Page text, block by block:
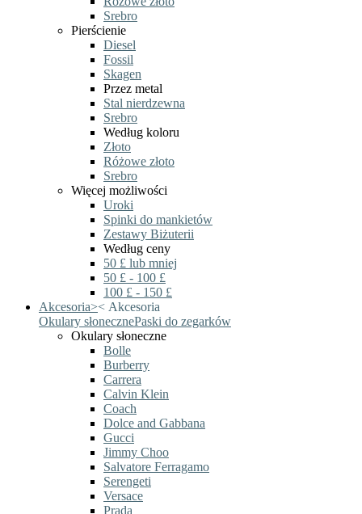
Srebro
Pierścienie
Diesel
Fossil
Skagen
Przez metal
Stal nierdzewna
Srebro
Według koloru
Złoto
Różowe złoto
Srebro
Więcej możliwości
Uroki
Spinki do mankietów
Zestawy Biżuterii
Według ceny
50 £ lub mniej
50 £ - 100 £
100 £ - 150 £
Akcesoria>< Akcesoria
Okulary słonecznePaski do zegarków
Okulary słoneczne
Bolle
Burberry
Carrera
Calvin Klein
Coach
Dolce and Gabbana
Gucci
Jimmy Choo
Salvatore Ferragamo
Serengeti
Versace
Prada